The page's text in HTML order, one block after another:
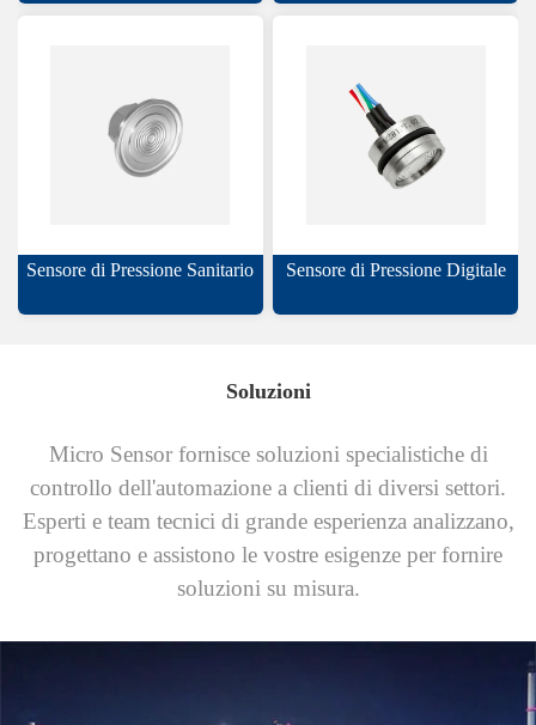
Sensore di Pressione Sanitario Sensore di Pressione Digitale
Soluzioni
Micro Sensor fornisce soluzioni specialistiche di
controllo dell'automazione a clienti di diversi settori.
Esperti e team tecnici di grande esperienza analizzano,
progettano e assistono le vostre esigenze per fornire
soluzioni su misura.